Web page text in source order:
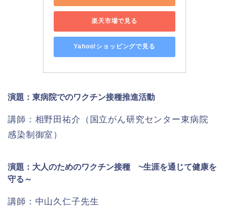
楽天市場で見る
Yahoo!ショッピングで見る
演題：東病院でのワクチン接種推進活動
講師：相野田祐介（国立がん研究センター東病院
感染制御室）
演題：大人のためのワクチン接種 ~生涯を通じて健康を
守る～
講師：中山久仁子先生